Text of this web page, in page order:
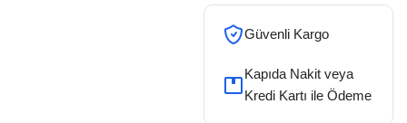
Güvenli Kargo
Kapıda Nakit veya
Kredi Kartı ile Ödeme